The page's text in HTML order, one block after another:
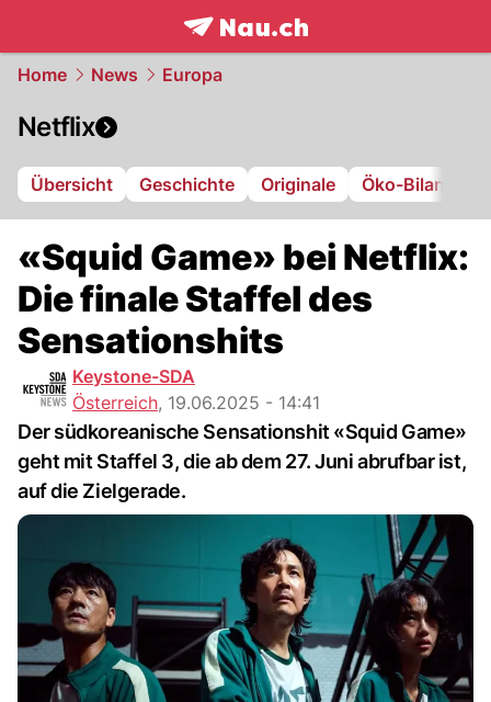
frontpage.NAU.ch
Home News Europa
Netflix
Übersicht Geschichte Originale Öko-Bilanz
«Squid Game» bei Netflix:
Die finale Staffel des
Sensationshits
Keystone-SDA
Österreich, 19.06.2025 - 14:41
Der südkoreanische Sensationshit «Squid Game»
geht mit Staffel 3, die ab dem 27. Juni abrufbar ist,
auf die Zielgerade.